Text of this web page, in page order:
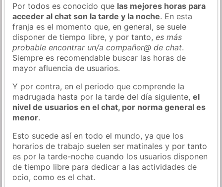
Por todos es conocido que las mejores horas para
acceder al chat son la tarde y la noche. En esta
franja es el momento que, en general, se suele
disponer de tiempo libre, y por tanto,es más
probable encontrar un/a compañer@ de chat.
Siempre es recomendable buscar las horas de
mayor afluencia de usuarios.
Y por contra, en el periodo que comprende la
madrugada hasta por la tarde del día siguiente,el
nivel de usuarios en el chat, por norma general es
menor.
Esto sucede así en todo el mundo, ya que los
horarios de trabajo suelen ser matinales y por tanto
es por la tarde-noche cuando los usuarios disponen
de tiempo libre para dedicar a las actividades de
ocio, como es el chat.